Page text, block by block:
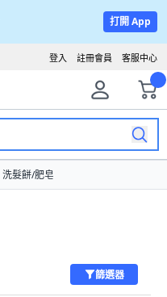
打開 App
客服中心
註冊會員
登入
洗髮餅/肥皂
篩選器